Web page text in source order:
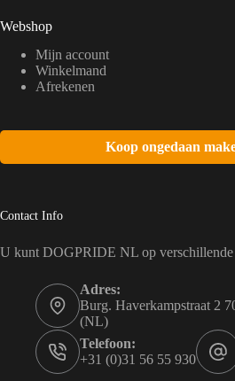
Webshop
Mijn account
Winkelmand
Afrekenen
Koop ongedaan
Contact Info
U kunt DOGPRIDE NL op verschillende
Adres:
Burg. Haverkampstraat 2
(NL)
Telefoon:
+31 (0)31 56 55 930